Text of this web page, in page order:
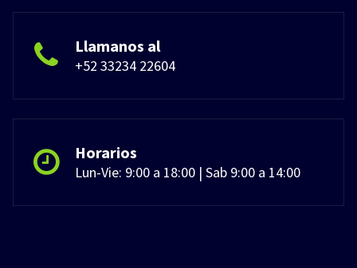
Llamanos al
+52 33234 22604
Horarios
Lun-Vie: 9:00 a 18:00 | Sab 9:00 a 14:00